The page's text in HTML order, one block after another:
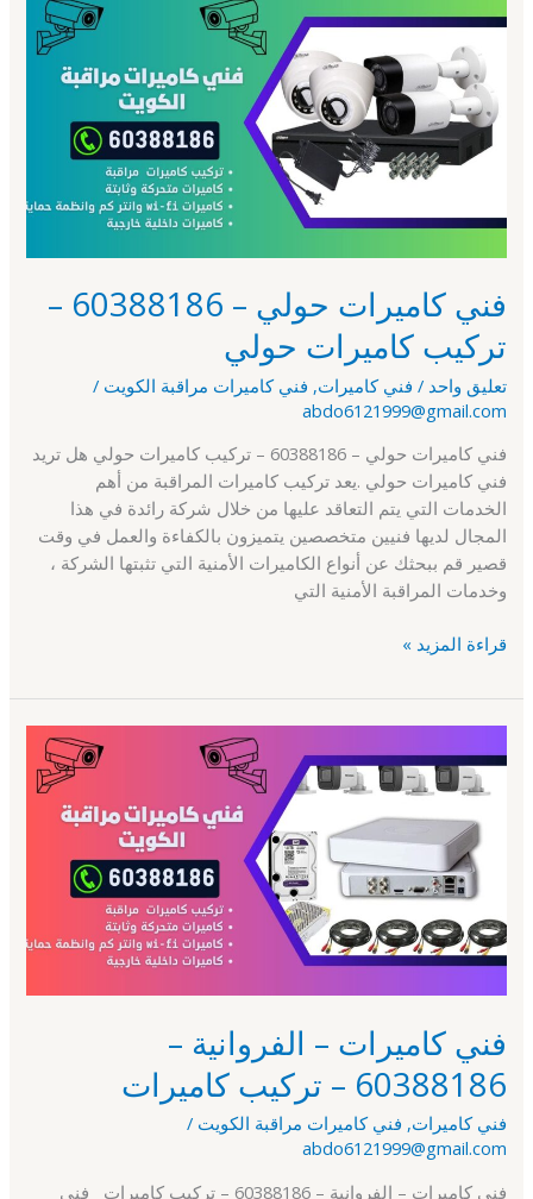
فني كاميرات حولي – 60388186 –
تركيب كاميرات حولي
تعليق واحد / فني كاميرات, فني كاميرات مراقبة الكويت /
abdo6121999@gmail.com
فني كاميرات حولي – 60388186 – تركيب كاميرات حولي هل تريد
فني كاميرات حولي .يعد تركيب كاميرات المراقبة من أهم
الخدمات التي يتم التعاقد عليها من خلال شركة رائدة في هذا
المجال لديها فنيين متخصصين يتميزون بالكفاءة والعمل في وقت
قصير قم ببحثك عن أنواع الكاميرات الأمنية التي تثبتها الشركة ،
وخدمات المراقبة الأمنية التي
كاميرات
حولي
60388186
تركيب
حولي
قراءة المزيد »
فني كاميرات – الفروانية –
60388186 – تركيب كاميرات
فني كاميرات, فني كاميرات مراقبة الكويت /
abdo6121999@gmail.com
فني كاميرات – الفروانية – 60388186 – تركيب كاميرات فني
كاميرات
الفروانية
60388186
تركيب
كاميرات